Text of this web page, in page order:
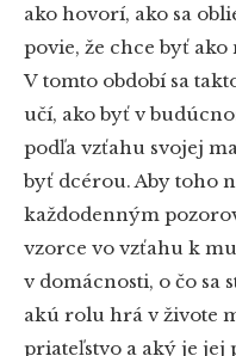
ako hovorí, ako sa
povie, že chce byť
V tomto období sa
učí, ako byť v
podľa vzťahu svojej
byť dcérou. Aby toho
každodenným
vzorce vo vzťahu k
v domácnosti, o čo sa
akú rolu hrá v živote
priateľstvo a aký je jej